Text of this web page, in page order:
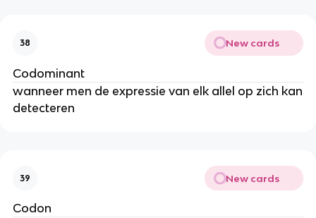
38 New cards
Codominant
wanneer men de expressie van elk allel op zich kan
detecteren
39 New cards
Codon